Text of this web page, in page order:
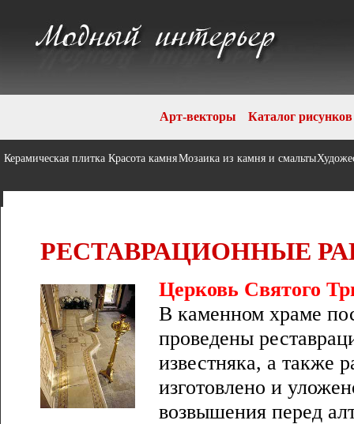
Арт-векторы Каталог рисунков
Керамическая плитка Красота камняМозаика из камня и смальты
РЕСТАВРАЦИОННЫЕ
Церковь Святого
В каменном храме
проведены
известняка, а также
изготовлено и
возвышения перед